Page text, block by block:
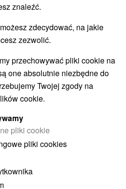
znaleźć.
zdecydować, na jakie
zezwolić.
przechowywać pliki cookie na
one absolutnie niezbędne do
Twojej zgody na
cookie.
pliki cookie
pliki cookies